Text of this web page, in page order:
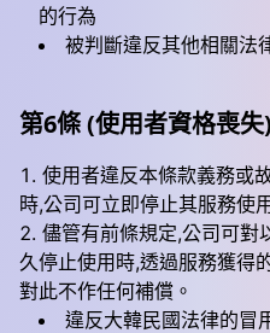
的行為
被判斷違反其他相關法
第6條 (使用者資格喪失)
使用者違反本條款義務或
時,公司可立即停止其服務使
儘管有前條規定,公司可對
久停止使用時,透過服務獲得
對此不作任何補償。
違反大韓民國法律的冒